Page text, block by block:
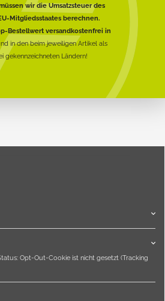
wir die Umsatzsteuer des
Mitgliedsstaates berechnen.
Bestellwert versandkostenfrei in
in den beim jeweiligen Artikel als
gekennzeichneten Ländern!
Opt-Out-Cookie ist nicht gesetzt (Tracking